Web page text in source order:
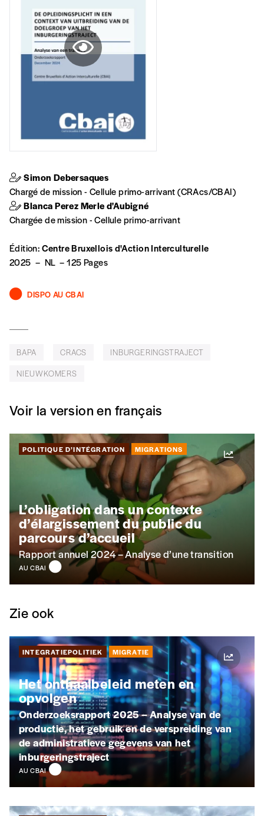
Simon Debersaques
Chargé de mission - Cellule primo-arrivant (CRAcs/CBAI)
Blanca Perez Merle d'Aubigné
Chargée de mission - Cellule primo-arrivant
Édition:Centre Bruxellois d'Action Interculturelle
2025 – NL – 125 Pages
DISPO AU CBAI
BAPA CRACS
INBURGERINGSTRAJECT
NIEUWKOMERS
Voir la version en français
POLITIQUE D’INTÉGRATION MIGRATIONS
L’obligation dans un contexte
d’élargissement du public du
parcours d’accueil
Rapport annuel 2024 – Analyse d’une transition
AU CBAI
Zie ook
INTEGRATIEPOLITIEK MIGRATIE
Het onthaalbeleid meten en
opvolgen
Onderzoeksrapport 2025 – Analyse van de
productie, het gebruik en de verspreiding van
de administratieve gegevens van het
inburgeringstraject
AU CBAI